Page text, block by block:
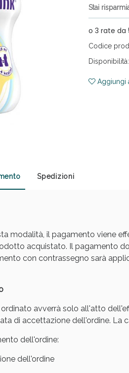
Stai
Codice
Disponibilità:
Aggiungi
Spedizioni
modalità, il pagamento viene
acquistato. Il pagamento
con contrassegno sarà
avverrà solo all'atto
di accettazione dell'ordine. La
dell'ordine:
dell'ordine
Anticellulite e
Sconto